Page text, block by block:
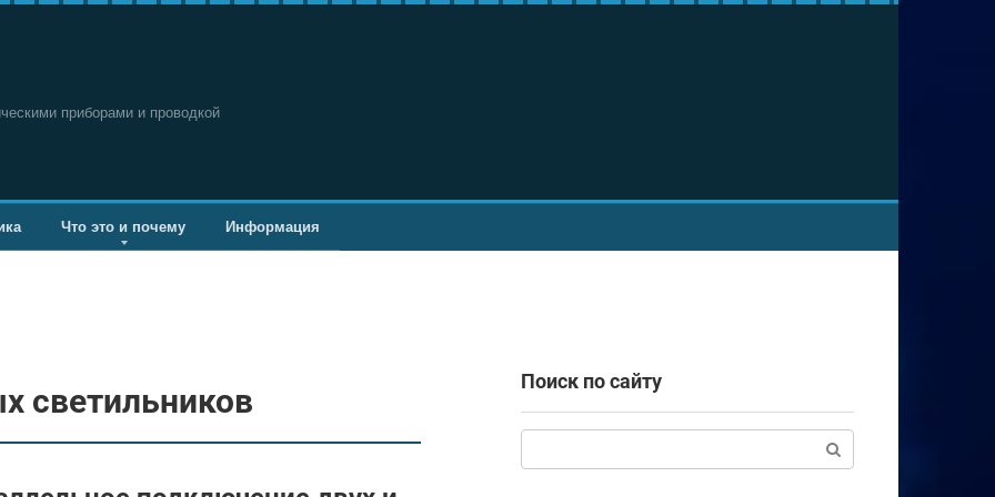
приборами и проводкой
Что это и почему Информация
светильников Поиск по сайту